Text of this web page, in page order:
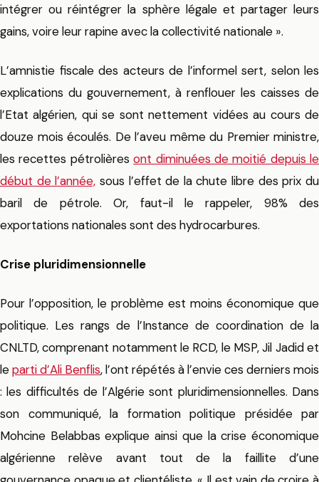
intégrer ou réintégrer la sphère légale et partager leurs
gains, voire leur rapine avec la collectivité nationale ».
L’amnistie fiscale des acteurs de l’informel sert, selon les
explications du gouvernement, à renflouer les caisses de
l’Etat algérien, qui se sont nettement vidées au cours de
douze mois écoulés. De l’aveu même du Premier ministre,
les recettes pétrolièresont diminuées de moitié depuis le
début de l’année, sous l’effet de la chute libre des prix du
baril de pétrole. Or, faut-il le rappeler, 98% des
exportations nationales sont des hydrocarbures.
Crise pluridimensionnelle
Pour l’opposition, le problème est moins économique que
politique. Les rangs de l’Instance de coordination de la
CNLTD, comprenant notamment le RCD, le MSP, Jil Jadid et
leparti d’Ali Benflis, l’ont répétés à l’envie ces derniers mois
: les difficultés de l’Algérie sont pluridimensionnelles. Dans
son communiqué, la formation politique présidée par
Mohcine Belabbas explique ainsi que la crise économique
algérienne relève avant tout de la faillite d’une